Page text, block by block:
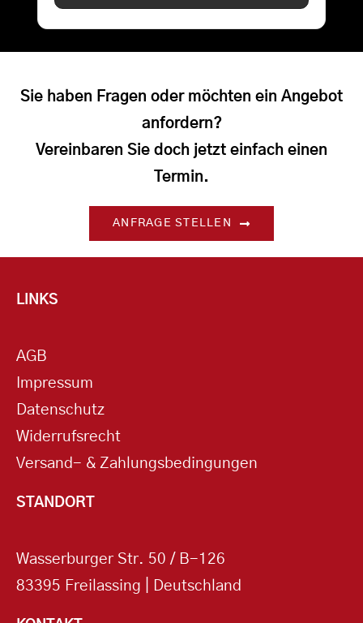
Sie haben Fragen oder möchten ein Angebot
anfordern?
Vereinbaren Sie doch jetzt einfach einen
Termin.
ANFRAGE STELLEN
LINKS
AGB
Impressum
Datenschutz
Widerrufsrecht
Versand- & Zahlungsbedingungen
STANDORT
Wasserburger Str. 50 / B-126
83395 Freilassing | Deutschland